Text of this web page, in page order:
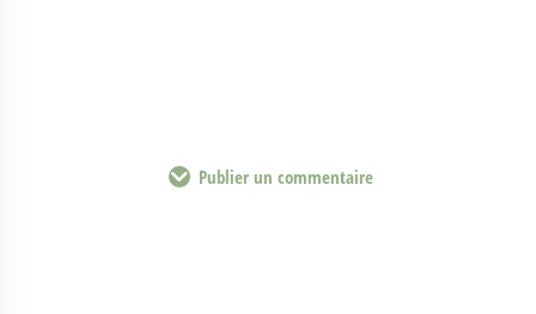
Publier un commentaire